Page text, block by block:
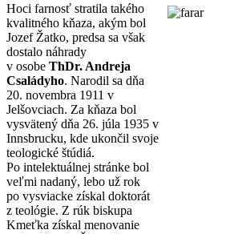
Hoci farnosť stratila takého
kvalitného kňaza, akým bol
Jozef Žatko, predsa sa však
dostalo náhrady
v osobe ThDr. Andreja
Családyho. Narodil sa dňa
20. novembra 1911 v
Jelšovciach. Za kňaza bol
vysvätený dňa 26. júla 1935 v
Innsbrucku, kde ukončil svoje
teologické štúdiá.
Po intelektuálnej stránke bol
veľmi nadaný, lebo už rok
po vysviacke získal doktorát
z teológie. Z rúk biskupa
Kmeťka získal menovanie